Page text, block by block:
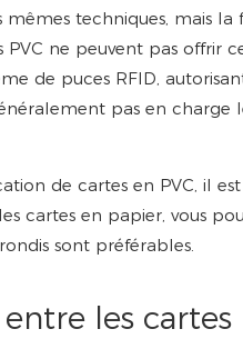
mêmes techniques, mais
PVC ne peuvent pas offrir
de puces RFID,
pas en charge
de cartes en PVC, il
cartes en papier, vous
sont préférables.
les